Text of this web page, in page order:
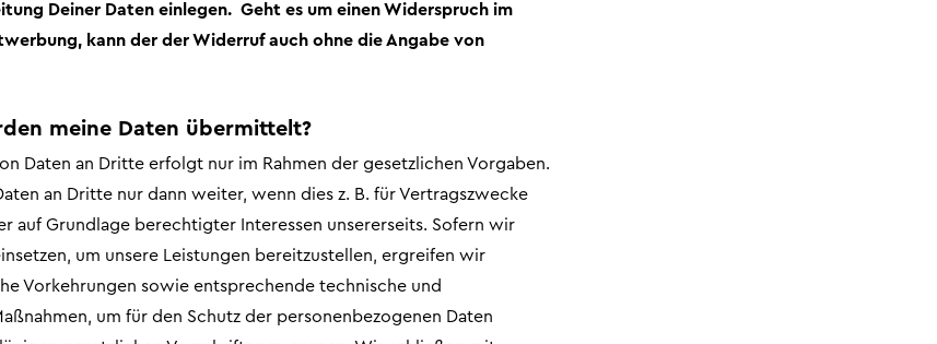
Deiner Daten einlegen. Geht es um einen Widerspruch im
kann der der Widerruf auch ohne die Angabe von
meine Daten übermittelt?
Daten an Dritte erfolgt nur im Rahmen der gesetzlichen Vorgaben.
an Dritte nur dann weiter, wenn dies z. B. für Vertragszwecke
auf Grundlage berechtigter Interessen unsererseits. Sofern wir
um unsere Leistungen bereitzustellen, ergreifen wir
Vorkehrungen sowie entsprechende technische und
um für den Schutz der personenbezogenen Daten